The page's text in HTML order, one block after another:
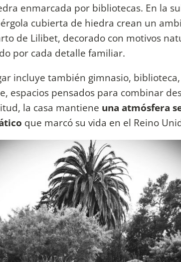
enmarcada por bibliotecas. En la
cubierta de hiedra crean un
de Lilibet, decorado con motivos
por cada detalle familiar.
incluye también gimnasio,
espacios pensados para combinar
la casa mantiene una atmósfera
que marcó su vida en el Reino